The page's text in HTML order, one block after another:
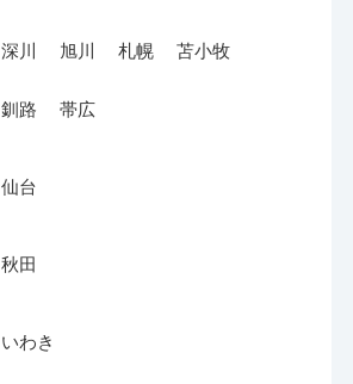
深川 旭川 札幌 苫小牧
釧路 帯広
仙台
秋田
いわき